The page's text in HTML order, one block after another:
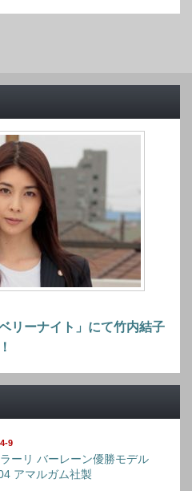
リーナイト」にて竹内結子
9
ーリ バーレーン優勝モデル
アマルガム社製